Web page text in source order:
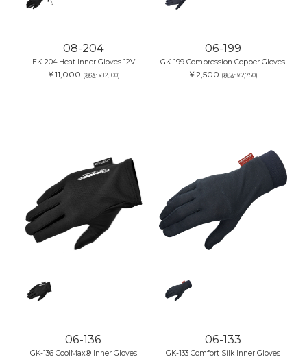
08-204
EK-204 Heat Inner Gloves 12V
￥11,000 (税込:￥12,100)
06-199
GK-199 Compression Copper Gloves
￥2,500 (税込:￥2,750)
06-136
GK-136 CoolMax® Inner Gloves
06-133
GK-133 Comfort Silk Inner Gloves